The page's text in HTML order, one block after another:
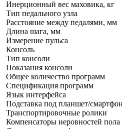
Инерционный вес маховика, кг
Тип педального узла
Расстояние между педалями, мм
Длина шага, мм
Измерение пульса
Консоль
Тип консоли
Показания консоли
Общее количество программ
Спецификация программ
Язык интерфейса
Подставка под планшет/смартфон
Транспортировочные ролики
Компенсаторы неровностей пола